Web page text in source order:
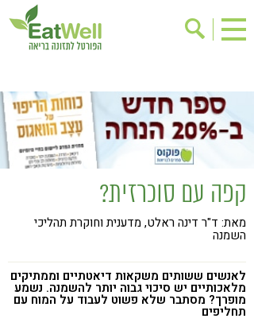
בישול בריא
אינדקס עסקים
ריפוי ומניעת מחלות
בריאות האישה
מתכוני בריאות
אירועים
שינוי תזונתי
גישות בתזונה
דיאטה
ילדים
תזונה וספורט
הפרעות קשב & ריכוז
קפה עם סוכרזית?
מאת: ד"ר דינה ראלט, מדענית וחוקרת תהליכי
השמנה
לאנשים ששותים משקאות דיאטתיים וממתיקים
מלאכותיים יש סיכוי גבוה יותר להשמנה. נשמע
מופרך? מסתבר שלא פשוט לעבוד על המוח עם
תחליפים